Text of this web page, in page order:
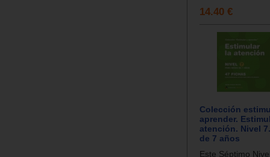
14.40 €
Colección
aprender.
atención. Nivel
de 7 años
Este Séptimo